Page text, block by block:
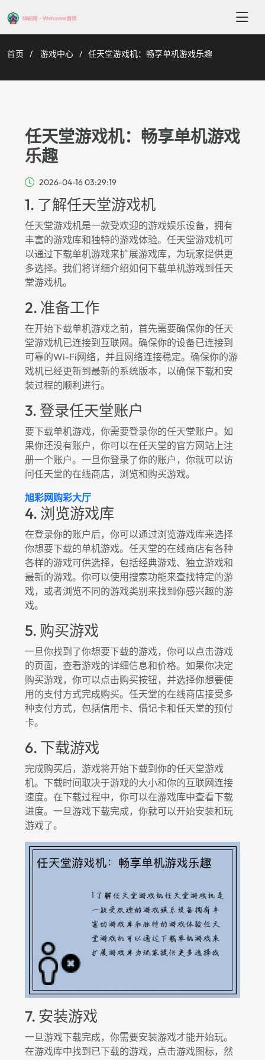
首页 游戏中心 任天堂游戏机：畅享单机游戏乐趣
任天堂游戏机：畅享单机游戏
乐趣
2026-04-16 03:29:19
1. 了解任天堂游戏机
任天堂游戏机是一款受欢迎的游戏娱乐设备，拥有
丰富的游戏库和独特的游戏体验。任天堂游戏机可
以通过下载单机游戏来扩展游戏库，为玩家提供更
多选择。我们将详细介绍如何下载单机游戏到任天
堂游戏机。
2. 准备工作
在开始下载单机游戏之前，首先需要确保你的任天
堂游戏机已连接到互联网。确保你的设备已连接到
可靠的Wi-Fi网络，并且网络连接稳定。确保你的游
戏机已经更新到最新的系统版本，以确保下载和安
装过程的顺利进行。
3. 登录任天堂账户
要下载单机游戏，你需要登录你的任天堂账户。如
果你还没有账户，你可以在任天堂的官方网站上注
册一个账户。一旦你登录了你的账户，你就可以访
问任天堂的在线商店，浏览和购买游戏。
旭彩网购彩大厅
4. 浏览游戏库
在登录你的账户后，你可以通过浏览游戏库来选择
你想要下载的单机游戏。任天堂的在线商店有各种
各样的游戏可供选择，包括经典游戏、独立游戏和
最新的游戏。你可以使用搜索功能来查找特定的游
戏，或者浏览不同的游戏类别来找到你感兴趣的游
戏。
5. 购买游戏
一旦你找到了你想要下载的游戏，你可以点击游戏
的页面，查看游戏的详细信息和价格。如果你决定
购买游戏，你可以点击购买按钮，并选择你想要使
用的支付方式完成购买。任天堂的在线商店接受多
种支付方式，包括信用卡、借记卡和任天堂的预付
卡。
6. 下载游戏
完成购买后，游戏将开始下载到你的任天堂游戏
机。下载时间取决于游戏的大小和你的互联网连接
速度。在下载过程中，你可以在游戏库中查看下载
进度。一旦游戏下载完成，你就可以开始安装和玩
游戏了。
7. 安装游戏
一旦游戏下载完成，你需要安装游戏才能开始玩。
在游戏库中找到已下载的游戏，点击游戏图标，然